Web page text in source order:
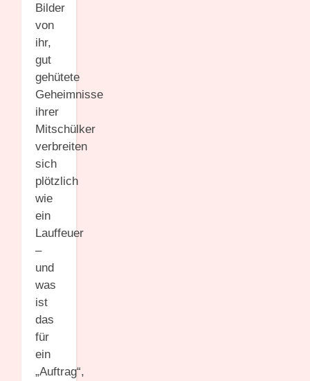
Bilder
von
ihr,
gut
gehütete
Geheimnisse
ihrer
Mitschülker
verbreiten
sich
plötzlich
wie
ein
Lauffeuer
–
und
was
ist
das
für
ein
„Auftrag“,